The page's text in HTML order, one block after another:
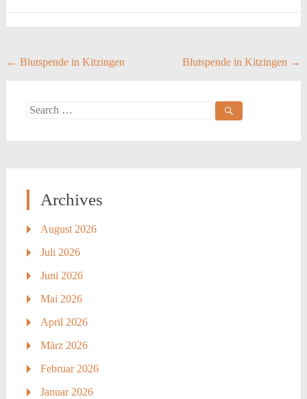
Post
← Blutspende in Kitzingen Blutspende in Kitzingen →
Search
Archives
August 2026
Juli 2026
Juni 2026
Mai 2026
April 2026
März 2026
Februar 2026
Januar 2026